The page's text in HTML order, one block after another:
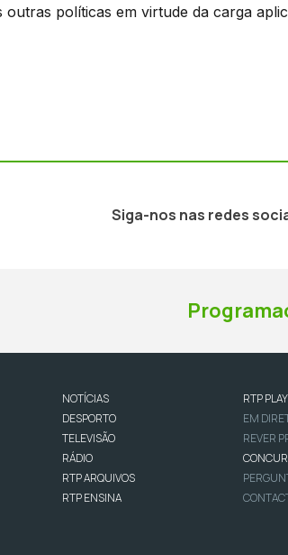
outras políticas em virtude da carga
Siga-nos nas redes
NOTÍCIAS
DESPORTO
TELEVISÃO
RÁDIO
RTP ARQUIVOS
RTP ENSINA
RTP PLAY
EM
REVER